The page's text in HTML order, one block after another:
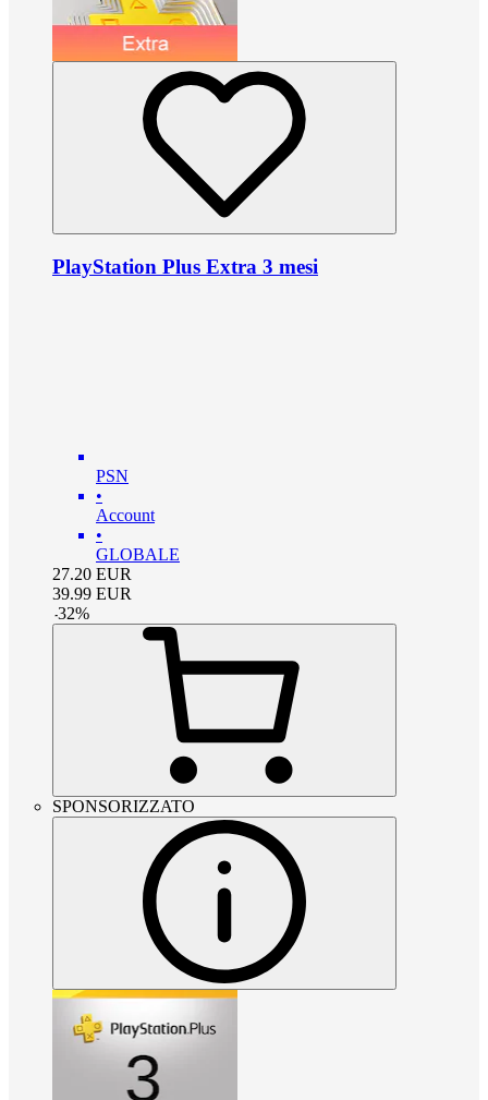
PlayStation Plus Extra 3 mesi
PSN
•
Account
•
GLOBALE
27.20 EUR
39.99 EUR
-32%
SPONSORIZZATO